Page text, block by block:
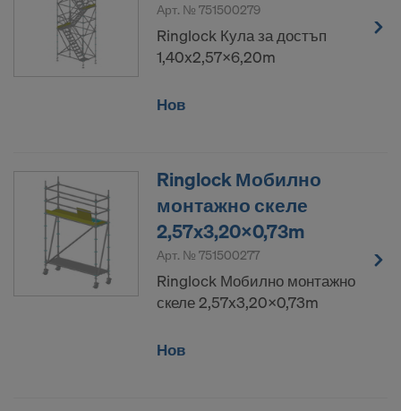
Арт. № 751500279
Ringlock Кула за достъп
1,40x2,57x6,20m
Нов
Ringlock Мобилно
монтажно скеле
2,57x3,20x0,73m
Арт. № 751500277
Ringlock Мобилно монтажно
скеле 2,57x3,20x0,73m
Нов